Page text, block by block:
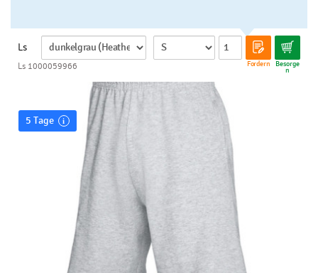
Ls
Fordern Besorge
n
Ls 1000059966
5 Tage